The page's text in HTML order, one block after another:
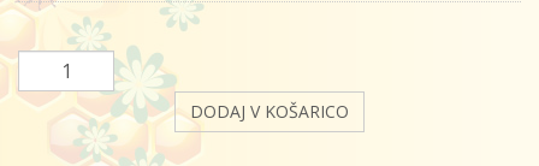
DODAJ V KOŠARICO